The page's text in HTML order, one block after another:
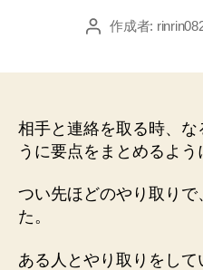
投 作成者:
相手と連絡を取る時、な
うに要点をまとめるよう
つい先ほどのやり取り
た。
ある人とやり取りをし